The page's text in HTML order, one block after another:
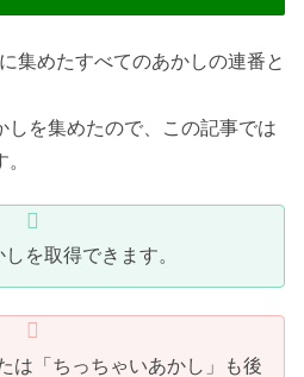
集めたすべてのあかしの連番と
しを集めたので、この記事では
を取得できます。
は「ちっちゃいあかし」も後